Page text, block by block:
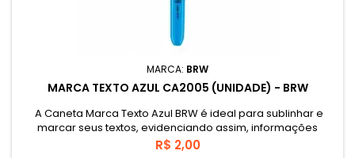
MARCA: BRW
MARCA TEXTO AZUL CA2005 (UNIDADE) - BRW
A Caneta Marca Texto Azul BRW é ideal para sublinhar e
marcar seus textos, evidenciando assim, informações
importantes.
Preço
R$ 2,00